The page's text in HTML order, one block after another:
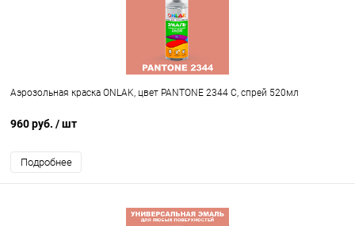
Аэрозольная краска ONLAK, цвет PANTONE 2344 C, спрей 520мл
960 руб. / шт
Подробнее